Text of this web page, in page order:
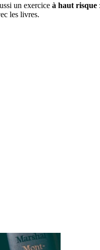
un exercice à haut risque
les livres.